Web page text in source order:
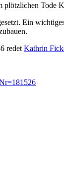
Tode
Ein
redet Kathrin